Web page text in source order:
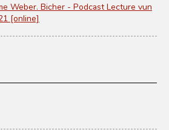
Weber. Bicher - Podcast Lecture vun
[online]